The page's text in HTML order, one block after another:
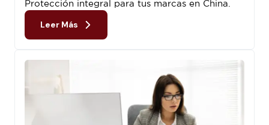
Protección integral para tus marcas en China.
Leer Más